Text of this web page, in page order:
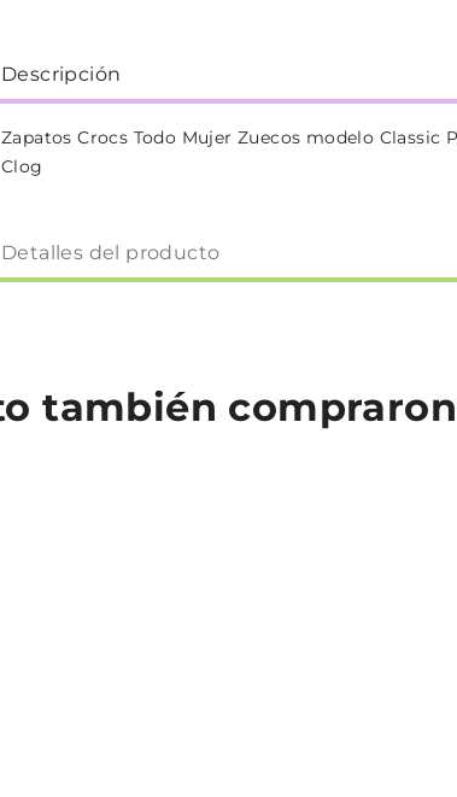
Descripción
Zapatos Crocs Todo Mujer Zuecos modelo Classic
Clog
Detalles del producto
también